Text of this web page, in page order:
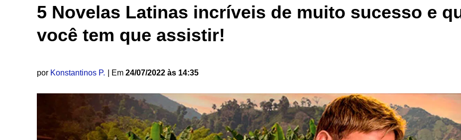
5 Novelas Latinas incríveis de muito sucesso e
você tem que assistir!
por Konstantinos P. | Em 24/07/2022 às 14:35